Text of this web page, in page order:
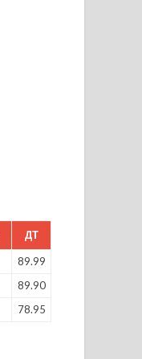
ДТ
89.99
89.90
78.95